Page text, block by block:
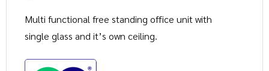
Multi functional free standing office unit with
single glass and it’s own ceiling.